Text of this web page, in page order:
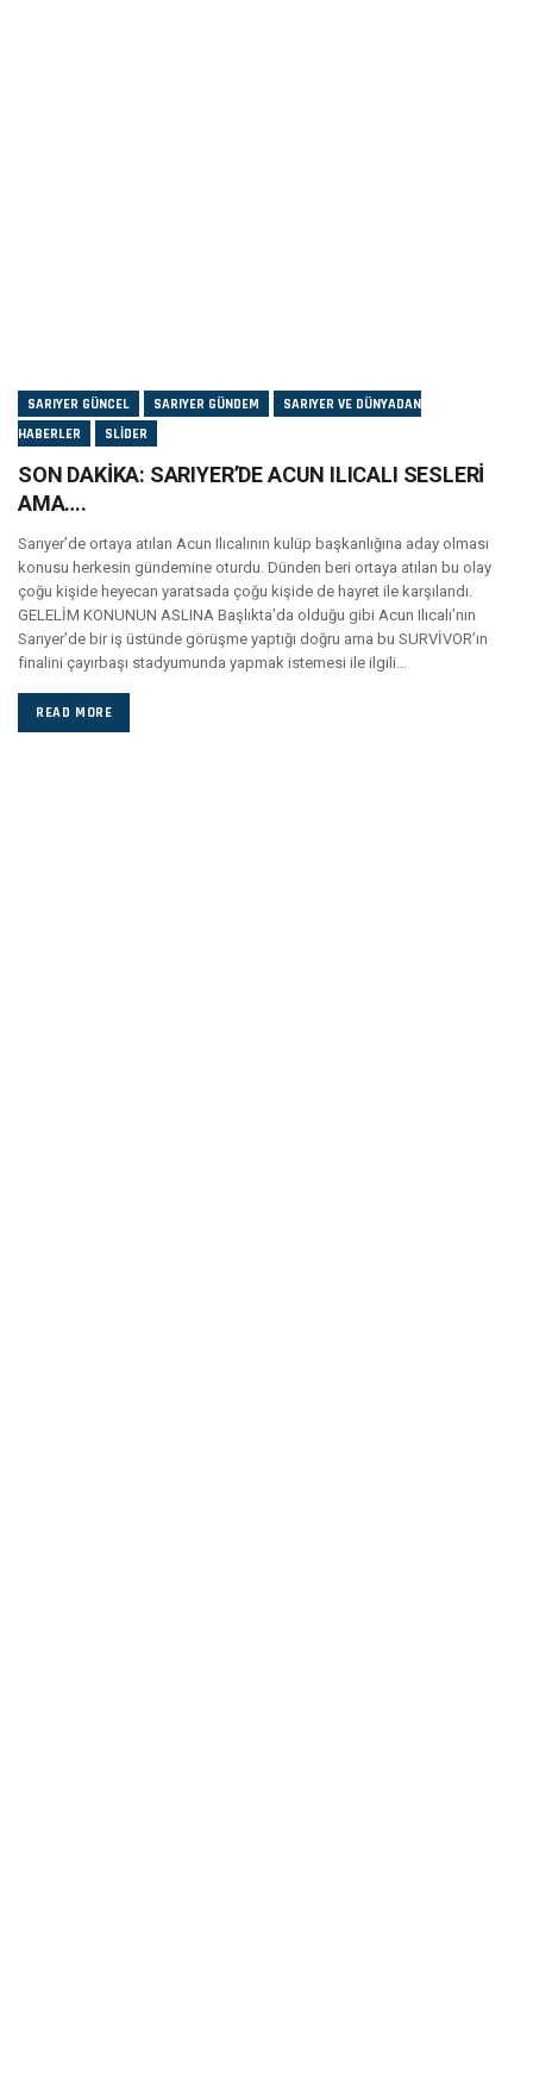
SARIYER GÜNCEL SARIYER GÜNDEM
SARIYER VE DÜNYADAN
HABERLER
SLIDER
SON DAKİKA: SARIYER’DE ACUN ILICALI SESLERİ
AMA….
Sarıyer’de ortaya atılan Acun Ilıcalının kulüp başkanlığına aday olması
konusu herkesin gündemine oturdu. Dünden beri ortaya atılan bu olay
çoğu kişide heyecan yaratsada çoğu kişide de hayret ile karşılandı.
GELELİM KONUNUN ASLINA Başlıkta’da olduğu gibi Acun Ilıcalı’nın
Sarıyer’de bir iş üstünde görüşme yaptığı doğru ama bu SURVİVOR’ın
finalini çayırbaşı stadyumunda yapmak istemesi ile ilgili...
READ MORE